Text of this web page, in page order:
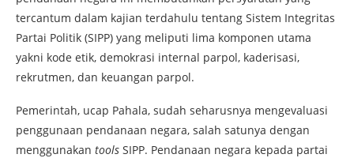
tercantum dalam kajian terdahulu tentang Sistem Integritas
Partai Politik (SIPP) yang meliputi lima komponen utama
yakni kode etik, demokrasi internal parpol, kaderisasi,
rekrutmen, dan keuangan parpol.
Pemerintah, ucap Pahala, sudah seharusnya mengevaluasi
penggunaan pendanaan negara, salah satunya dengan
menggunakan tools SIPP. Pendanaan negara kepada partai